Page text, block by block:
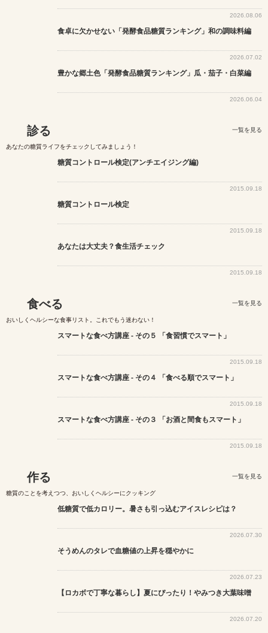
2026.08.06
食卓に欠かせない「発酵食品糖質ランキング」和の調味料編
2026.07.02
豊かな郷土色「発酵食品糖質ランキング」瓜・茄子・白菜編
2026.06.04
診る
あなたの糖質ライフをチェックしてみましょう！
一覧を見る
糖質コントロール検定(アンチエイジング編)
2015.09.18
糖質コントロール検定
2015.09.18
あなたは大丈夫？食生活チェック
2015.09.18
食べる
おいしくヘルシーな食事リスト。これでもう迷わない！
一覧を見る
スマートな食べ方講座 - その５ 「食習慣でスマート」
2015.09.18
スマートな食べ方講座 - その４ 「食べる順でスマート」
2015.09.18
スマートな食べ方講座 - その３ 「お酒と間食もスマート」
2015.09.18
作る
糖質のことを考えつつ、おいしくヘルシーにクッキング
一覧を見る
低糖質で低カロリー。暑さも引っ込むアイスレシピは？
2026.07.30
そうめんのタレで血糖値の上昇を穏やかに
2026.07.23
【ロカボで丁寧な暮らし】夏にぴったり！やみつき大葉味噌
2026.07.20